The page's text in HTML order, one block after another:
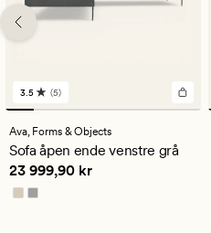
5
anmeldelser
med
en
gjennomsnittlig
vurdering
på
3.5
3.5 (5)
Ava, Forms & Objects
Sofa åpen ende venstre grå
Pris 23 999,90 kr
23 999,90 kr